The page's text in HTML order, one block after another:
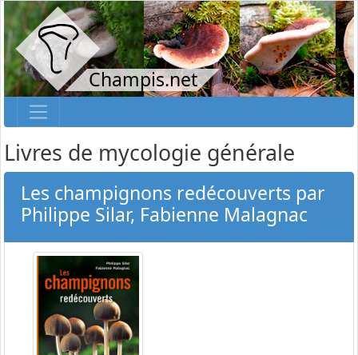
Champis.net
Livres de mycologie générale
Les champignons redécouverts par
Philippe Silar, Fabienne Malagnac